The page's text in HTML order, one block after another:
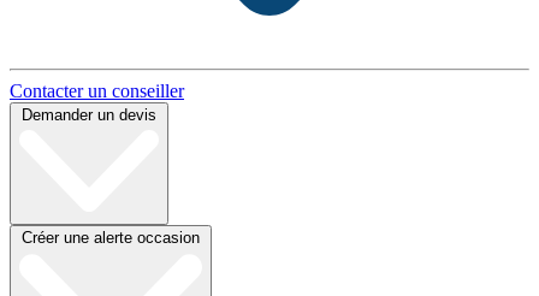
Contacter un conseiller
Demander un devis
Créer une alerte occasion